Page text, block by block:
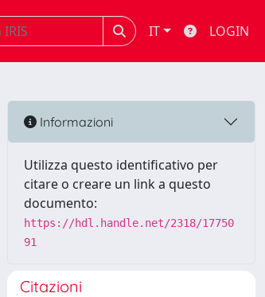
IT LOGIN
Informazioni
Utilizza questo identificativo per
citare o creare un link a questo
documento:
https://hdl.handle.net/2318/17750
91
Citazioni